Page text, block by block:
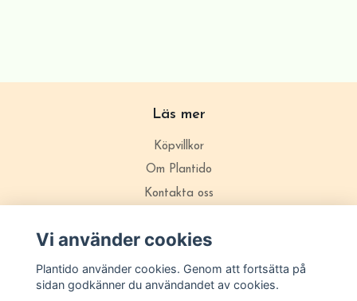
Läs mer
Köpvillkor
Om Plantido
Kontakta oss
Vi använder cookies
Plantido använder cookies. Genom att fortsätta på
sidan godkänner du användandet av cookies.